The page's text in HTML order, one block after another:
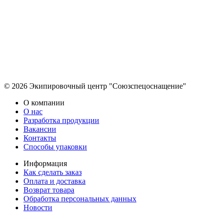
© 2026 Экипировочный центр "Союзспецоснащение"
О компании
О нас
Разработка продукции
Вакансии
Контакты
Способы упаковки
Информация
Как сделать заказ
Оплата и доставка
Возврат товара
Обработка персональных данных
Новости